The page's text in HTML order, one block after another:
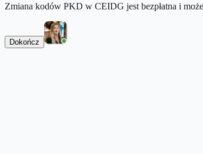
Zmiana kodów PKD w CEIDG jest bezpłatna i
Dokończ